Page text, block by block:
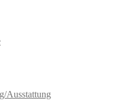
Ausstattung